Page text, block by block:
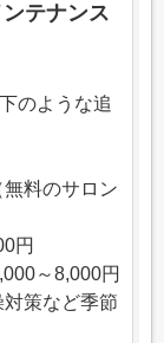
テナンス
のような追
料のサロン
円
～8,000円
対策など季節